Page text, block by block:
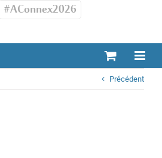
#AConnex2026
Précédent